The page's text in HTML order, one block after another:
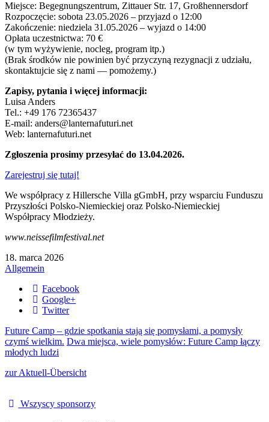
Miejsce: Begegnungszentrum, Zittauer Str. 17, Großhennersdorf
Rozpoczęcie: sobota 23.05.2026 – przyjazd o 12:00
Zakończenie: niedziela 31.05.2026 – wyjazd o 14:00
Opłata uczestnictwa: 70 €
(w tym wyżywienie, nocleg, program itp.)
(Brak środków nie powinien być przyczyną rezygnacji z udziału,
skontaktujcie się z nami — pomożemy.)
Zapisy, pytania i więcej informacji:
Luisa Anders
Tel.: +49 176 72365437
E-mail: anders@lanternafuturi.net
Web: lanternafuturi.net
Zgłoszenia prosimy przesyłać do 13.04.2026.
Zarejestruj się tutaj!
We współpracy z Hillersche Villa gGmbH, przy wsparciu Funduszu
Przyszłości Polsko-Niemieckiej oraz Polsko-Niemieckiej
Współpracy Młodzieży.
www.neissefilmfestival.net
18. marca 2026
Allgemein
Facebook
Google+
Twitter
Future Camp – gdzie spotkania stają się pomysłami, a pomysły
czymś wielkim. Dwa miejsca, wiele pomysłów: Future Camp łączy
młodych ludzi
zur Aktuell-Übersicht
Wszyscy sponsorzy